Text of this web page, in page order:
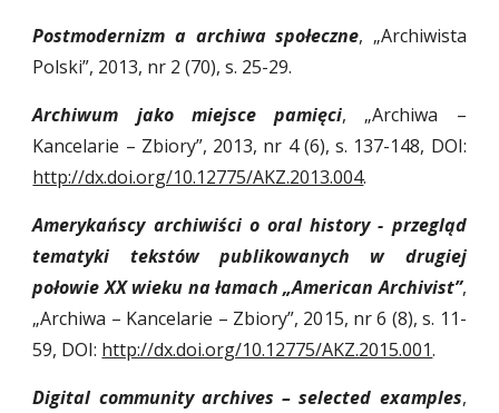
Postmodernizm a archiwa społeczne, „Archiwista
Polski”, 2013, nr 2 (70), s. 25-29.
Archiwum jako miejsce pamięci, „Archiwa –
Kancelarie – Zbiory”, 2013, nr 4 (6), s. 137-148, DOI:
http://dx.doi.org/10.12775/AKZ.2013.004.
Amerykańscy archiwiści o oral history - przegląd
tematyki tekstów publikowanych w drugiej
połowie XX wieku na łamach „American Archivist”,
„Archiwa – Kancelarie – Zbiory”, 2015, nr 6 (8), s. 11-
59, DOI: http://dx.doi.org/10.12775/AKZ.2015.001.
Digital community archives – selected examples,